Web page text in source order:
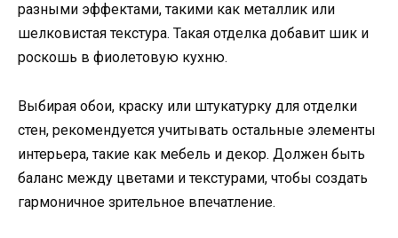
разными эффектами, такими как металлик или
шелковистая текстура. Такая отделка добавит шик и
роскошь в фиолетовую кухню.
Выбирая обои, краску или штукатурку для отделки
стен, рекомендуется учитывать остальные элементы
интерьера, такие как мебель и декор. Должен быть
баланс между цветами и текстурами, чтобы создать
гармоничное зрительное впечатление.